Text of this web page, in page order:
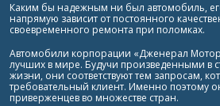
Каким бы надежным ни был автомобиль,
напрямую зависит от постоянного
своевременного ремонта при поломках.
Автомобили корпорации «Дженерал
лучших в мире. Будучи произведенными в
жизни, они соответствуют тем запросам,
требовательный клиент. Именно поэтому
приверженцев во множестве стран.